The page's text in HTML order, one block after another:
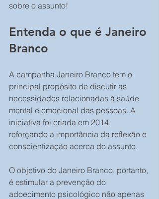
sobre o assunto!
Entenda o que é Janeiro
Branco
A campanha Janeiro Branco tem o
principal propósito de discutir as
necessidades relacionadas à saúde
mental e emocional das pessoas. A
iniciativa foi criada em 2014,
reforçando a importância da reflexão e
conscientização acerca do assunto.
O objetivo do Janeiro Branco, portanto,
é estimular a prevenção do
adoecimento psicológico não apenas